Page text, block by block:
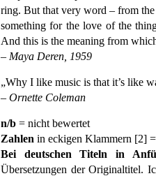
ring. But that very word – from
something for the love of the
And this is the meaning from
– Maya Deren, 1959
„Why I like music is that it’s like
– Ornette Coleman
n/b = nicht bewertet
Zahlen in eckigen Klammern [2]
Bei deutschen Titeln in
Übersetzungen der Originaltitel.